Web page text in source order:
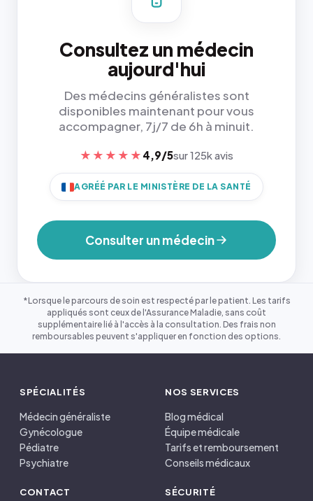
Consultez un médecin
aujourd'hui
Des médecins généralistes sont
disponibles maintenant pour vous
accompagner, 7j/7 de 6h à minuit.
★★★★★ 4,9/5sur 125k avis
AGRÉÉ PAR LE MINISTÈRE DE LA SANTÉ
Consulter un médecin
*Lorsque le parcours de soin est respecté par le patient. Les tarifs
appliqués sont ceux de l'Assurance Maladie, sans coût
supplémentaire lié à l'accès à la consultation. Des frais non
remboursables peuvent s'appliquer en fonction des options.
SPÉCIALITÉS
Médecin généraliste
Gynécologue
Pédiatre
Psychiatre
NOS SERVICES
Blog médical
Équipe médicale
Tarifs et remboursement
Conseils médicaux
CONTACT SÉCURITÉ